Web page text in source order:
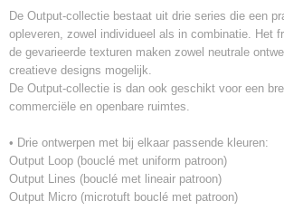
De Output-collectie bestaat uit drie series die een
opleveren, zowel individueel als in combinatie. Het
de gevarieerde texturen maken zowel neutrale
creatieve designs mogelijk.
De Output-collectie is dan ook geschikt voor een
commerciële en openbare ruimtes.
• Drie ontwerpen met bij elkaar passende kleuren:
Output Loop (bouclé met uniform patroon)
Output Lines (bouclé met lineair patroon)
Output Micro (microtuft bouclé met patroon)